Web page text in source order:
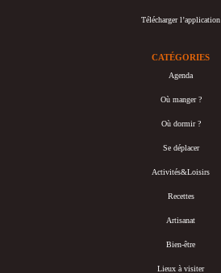
Télécharger l’application
CATÉGORIES
Agenda
Où manger ?
Où dormir ?
Se déplacer
Activités&Loisirs
Recettes
Artisanat
Bien-être
Lieux à visiter